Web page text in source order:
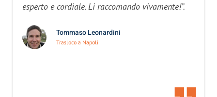
esperto e cordiale. Li raccomando vivamente!”.
Tommaso Leonardini
Trasloco a Napoli